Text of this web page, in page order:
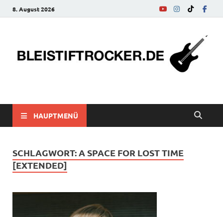
8. August 2026
bleistiftrocker.de
HAUPTMENÜ
SCHLAGWORT:A SPACE FOR LOST TIME
[EXTENDED]